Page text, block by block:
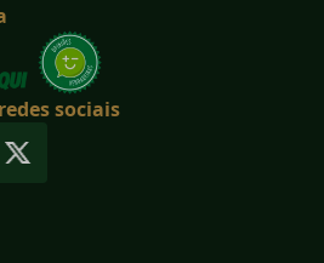
sociais